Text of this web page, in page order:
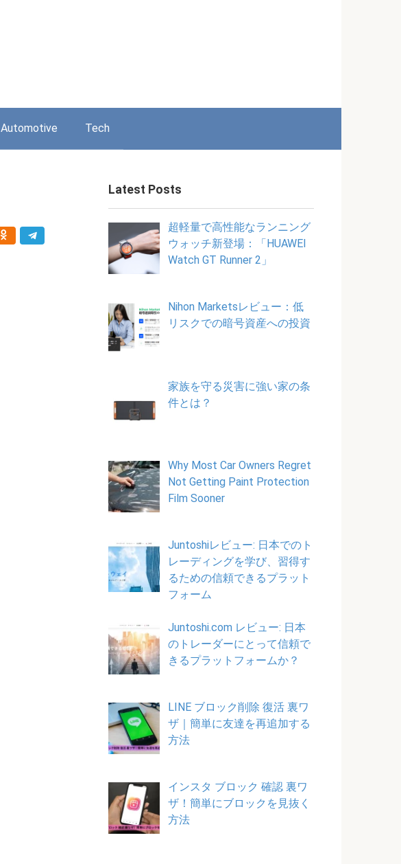
Automotive Tech
Latest Posts
超軽量で高性能なランニング
ウォッチ新登場：「HUAWEI
Watch GT Runner 2」
Nihon Marketsレビュー：低
リスクでの暗号資産への投資
家族を守る災害に強い家の条
件とは？
Why Most Car Owners Regret
Not Getting Paint Protection
Film Sooner
Juntoshiレビュー: 日本でのト
レーディングを学び、習得す
るための信頼できるプラット
フォーム
Juntoshi.com レビュー: 日本
のトレーダーにとって信頼で
きるプラットフォームか？
LINE ブロック削除 復活 裏ワ
ザ｜簡単に友達を再追加する
方法
インスタ ブロック 確認 裏ワ
ザ！簡単にブロックを見抜く
方法